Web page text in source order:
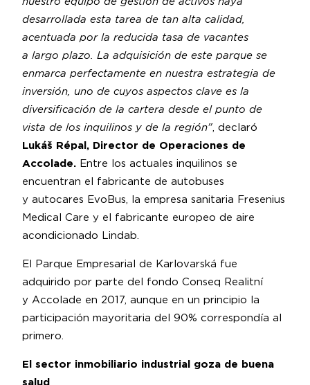
desarrollada esta tarea de tan alta calidad,
acentuada por la reducida tasa de vacantes
a largo plazo. La adquisición de este parque se
enmarca perfectamente en nuestra estrategia de
inversión, uno de cuyos aspectos clave es la
diversificación de la cartera desde el punto de
vista de los inquilinos y de la región", declaró
Lukáš Répal, Director de Operaciones de
Accolade. Entre los actuales inquilinos se
encuentran el fabricante de autobuses
y autocares EvoBus, la empresa sanitaria Fresenius
Medical Care y el fabricante europeo de aire
acondicionado Lindab.
El Parque Empresarial de Karlovarská fue
adquirido por parte del fondo Conseq Realitní
y Accolade en 2017, aunque en un principio la
participación mayoritaria del 90% correspondía al
primero.
El sector inmobiliario industrial goza de buena
salud